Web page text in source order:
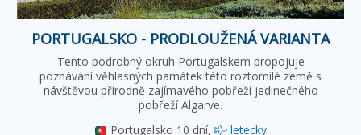
PORTUGALSKO - PRODLOUŽENÁ VARIANTA
Tento podrobný okruh Portugalskem propojuje
poznávání věhlasných památek této roztomilé země s
návštěvou přírodně zajímavého pobřeží jedinečného
pobřeží Algarve.
Portugalsko 10 dní, letecky